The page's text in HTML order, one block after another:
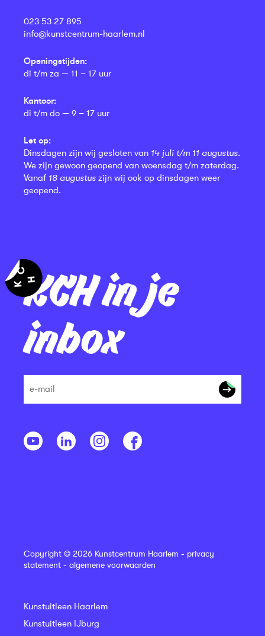
KCH in je
inbox
023 53 27 895
info@kunstcentrum-haarlem.nl
Openingstijden:
di t/m za — 11 – 17 uur
Kantoor:
di t/m do — 9 – 17 uur
Let op:
Dinsdagen zijn wij gesloten van 14 juli t/m 11 augustus.
We zijn gewoon geopend van woensdag t/m zaterdag.
Vanaf 18 augustus zijn wij ook op dinsdagen weer
geopend.
Copyright © 2026 Kunstcentrum Haarlem - privacy
statement - algemene voorwaarden
Kunstuitleen Haarlem
Kunstuitleen IJburg